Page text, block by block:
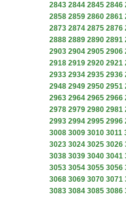
2843 2844 2845 2846
2858 2859 2860 2861
2873 2874 2875 2876
2888 2889 2890 2891
2903 2904 2905 2906
2918 2919 2920 2921
2933 2934 2935 2936
2948 2949 2950 2951
2963 2964 2965 2966
2978 2979 2980 2981
2993 2994 2995 2996
3008 3009 3010 3011
3023 3024 3025 3026
3038 3039 3040 3041
3053 3054 3055 3056
3068 3069 3070 3071
3083 3084 3085 3086